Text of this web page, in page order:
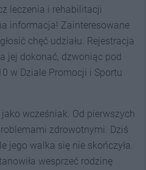
leczenia i rehabilitacji
informacja! Zainteresowane
chęć udziału. Rejestracja
jej dokonać, dzwoniąc pod
w Dziale Promocji i Sportu
wcześniak. Od pierwszych
zdrowotnymi. Dziś
jego walka się nie skończyła.
wesprzeć rodzinę